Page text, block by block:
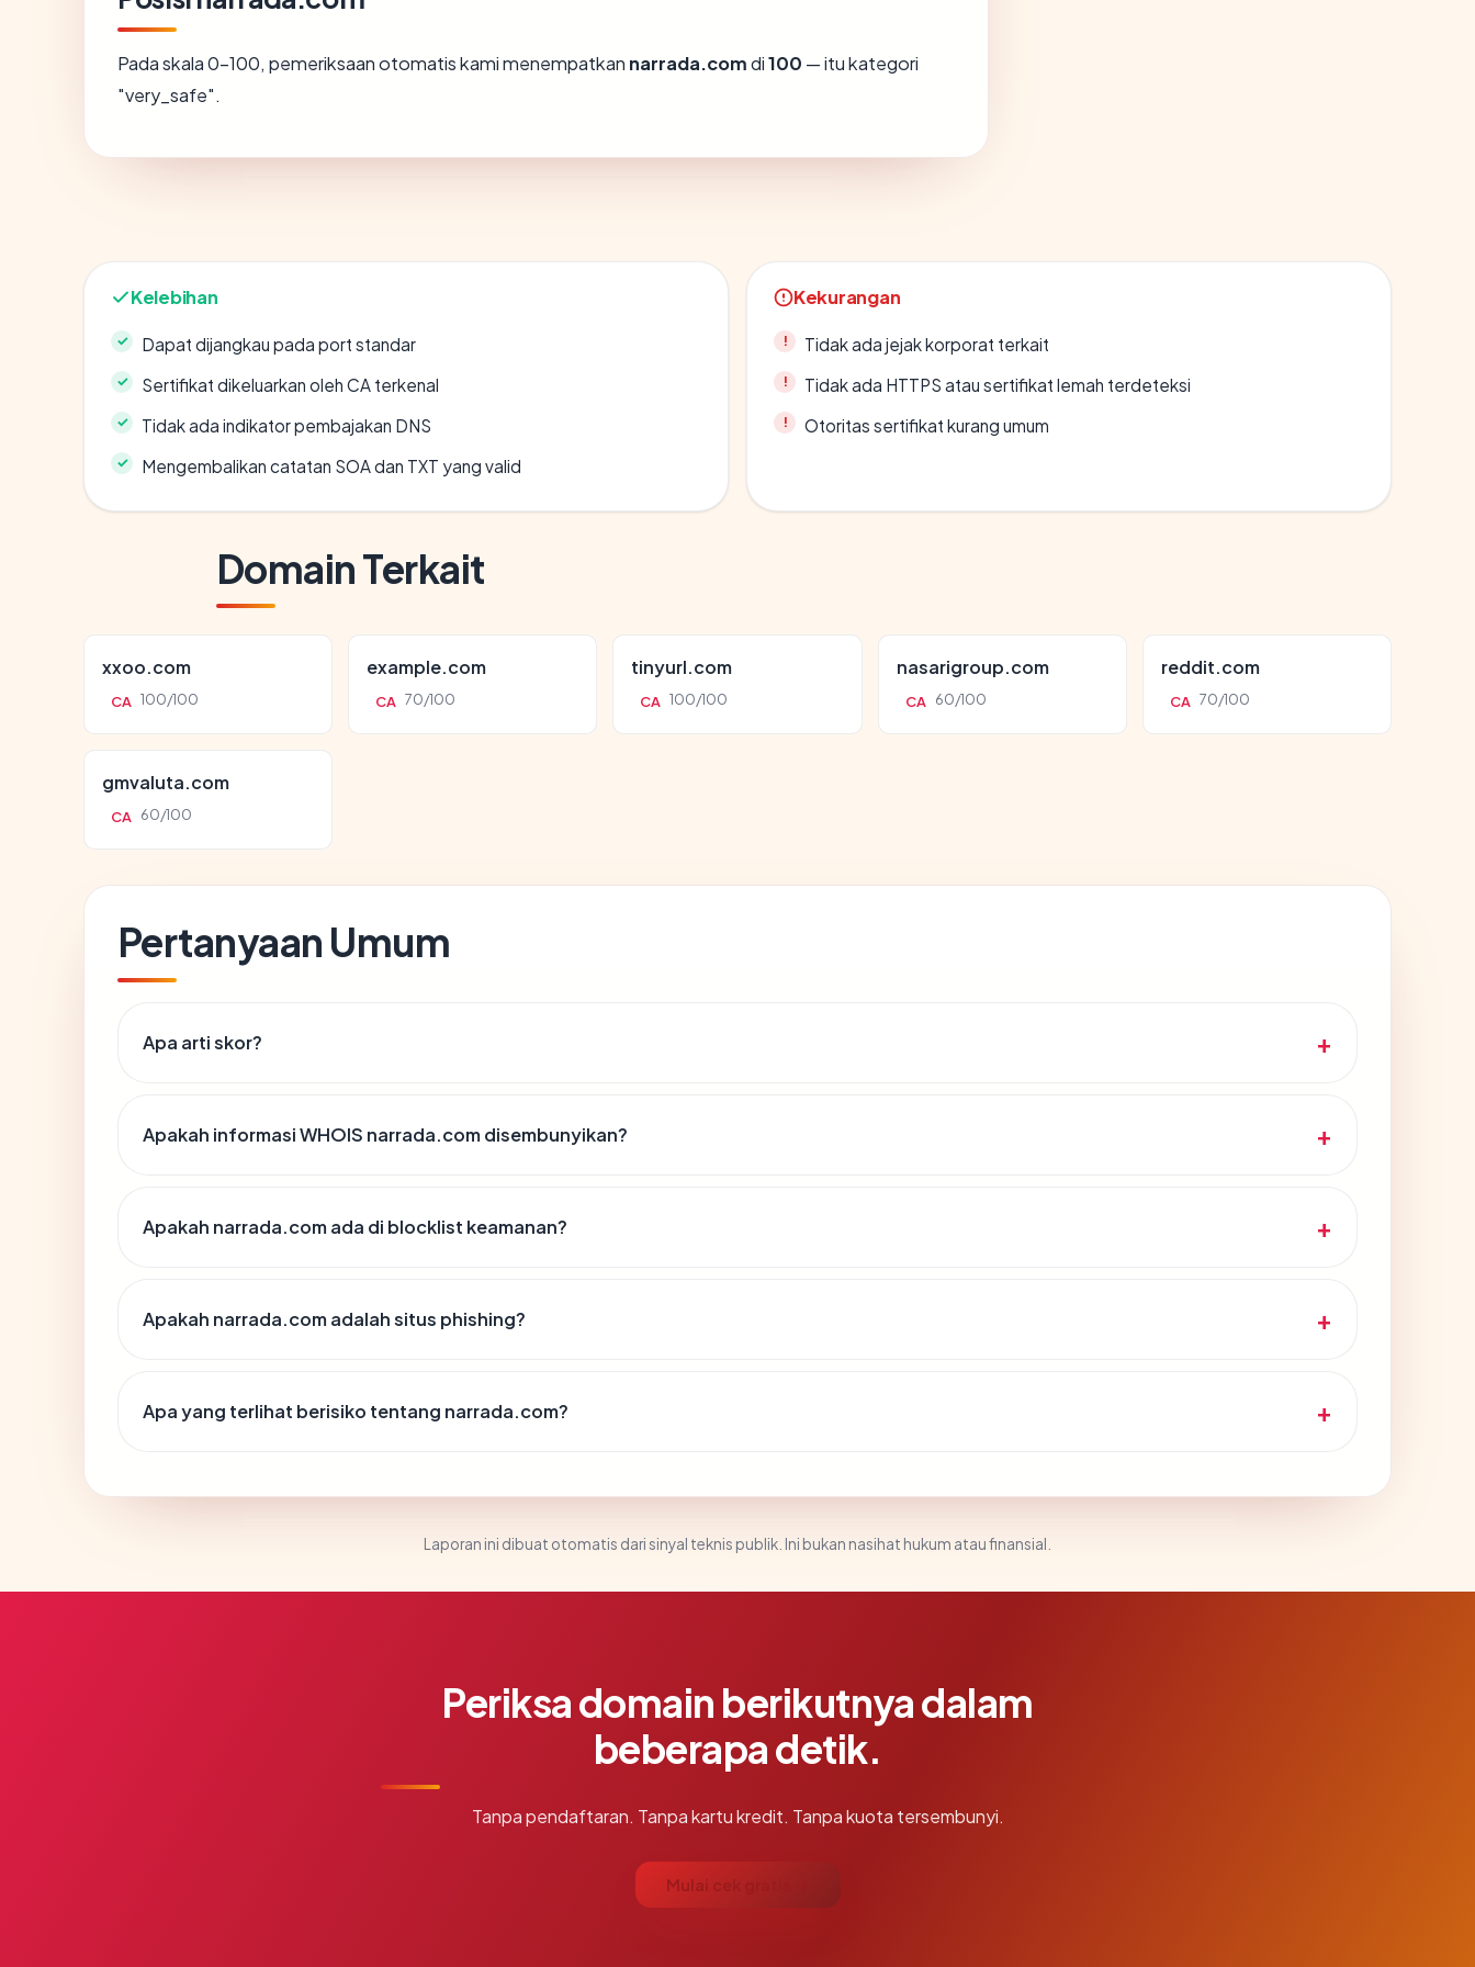
Pada skala 0-100, pemeriksaan otomatis kami menempatkan narrada.comdi100 — itu kategori
"very_safe".
Kelebihan
Dapat dijangkau pada port standar
Sertifikat dikeluarkan oleh CA terkenal
Tidak ada indikator pembajakan DNS
Mengembalikan catatan SOA dan TXT yang valid
Kekurangan
Tidak ada jejak korporat terkait
Tidak ada HTTPS atau sertifikat lemah terdeteksi
Otoritas sertifikat kurang umum
Domain Terkait
xxoo.com
CA 100/100
example.com
CA 70/100
tinyurl.com
CA 100/100
nasarigroup.com
CA 60/100
reddit.com
CA 70/100
gmvaluta.com
CA 60/100
Pertanyaan Umum
Apa arti skor?
Apakah informasi WHOIS narrada.com disembunyikan?
Apakah narrada.com ada di blocklist keamanan?
Apakah narrada.com adalah situs phishing?
Apa yang terlihat berisiko tentang narrada.com?
Laporan ini dibuat otomatis dari sinyal teknis publik. Ini bukan nasihat hukum atau finansial.
Periksa domain berikutnya dalam
beberapa detik.
Tanpa pendaftaran. Tanpa kartu kredit. Tanpa kuota tersembunyi.
Mulai cek gratis →